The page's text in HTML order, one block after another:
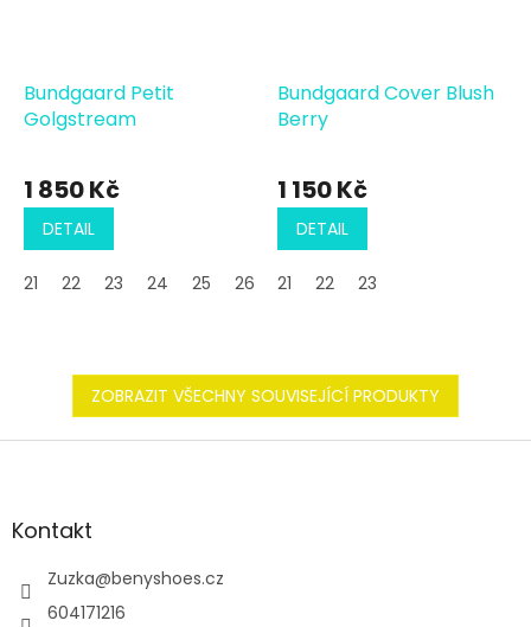
Bundgaard Petit
Golgstream
1 850 Kč
DETAIL
21 22 23 24 25 26
Bundgaard Cover Blush
Berry
1 150 Kč
DETAIL
21 22 23
ZOBRAZIT VŠECHNY SOUVISEJÍCÍ PRODUKTY
Z
aKontakt
Zuzka@benyshoes.cz
604171216